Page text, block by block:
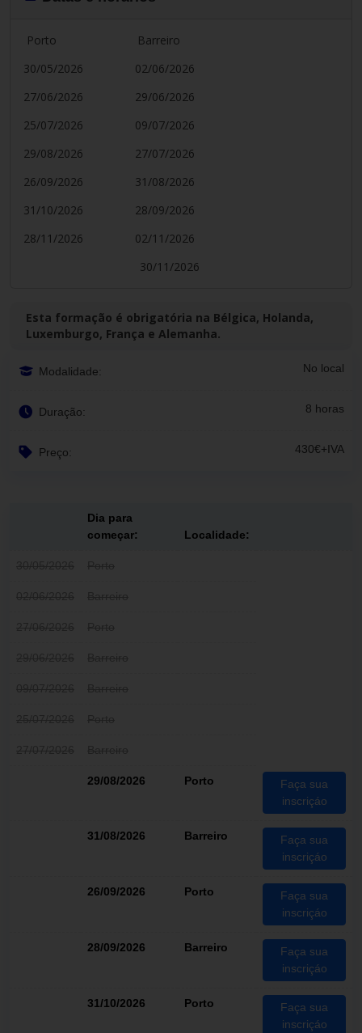
Porto Barreiro
30/05/2026 02/06/2026
27/06/2026 29/06/2026
25/07/2026 09/07/2026
29/08/2026 27/07/2026
26/09/2026 31/08/2026
31/10/2026 28/09/2026
28/11/2026 02/11/2026
30/11/2026
Esta formação é obrigatória na Bélgica, Holanda,
Luxemburgo, França e Alemanha.
Modalidade: No local
Duração: 8 horas
Preço: 430€+IVA
Dia para
começar:
Localidade:
29/08/2026 Porto
Faça sua
inscriçáo
31/08/2026 Barreiro
Faça sua
inscriçáo
26/09/2026 Porto
Faça sua
inscriçáo
28/09/2026 Barreiro
Faça sua
inscriçáo
31/10/2026 Porto
Faça sua
inscriçáo